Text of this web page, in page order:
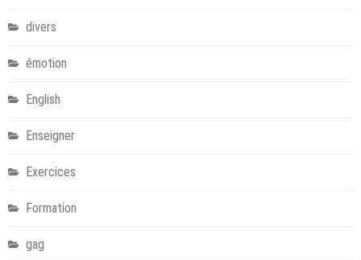
divers
émotion
English
Enseigner
Exercices
Formation
gag